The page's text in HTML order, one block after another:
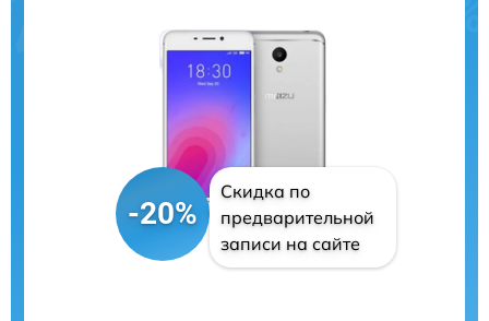
-20%
Скидка по
предварительной
записи на сайте